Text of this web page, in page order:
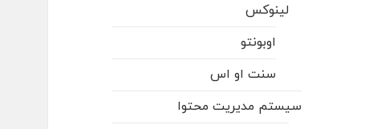
لینوکس
اوبونتو
سنت او اس
سیستم مدیریت محتوا